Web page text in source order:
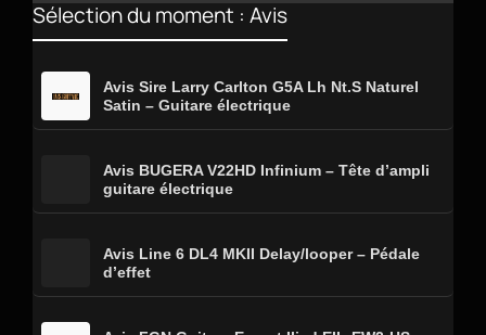
Sélection du moment : Avis
Avis Sire Larry Carlton G5A Lh Nt.S Naturel
Satin – Guitare électrique
Avis BUGERA V22HD Infinium – Tête d’ampli
guitare électrique
Avis Line 6 DL4 MKII Delay/looper – Pédale
d’effet